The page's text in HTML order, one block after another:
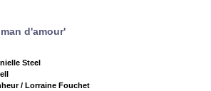
d'amour'
Steel
/ Lorraine Fouchet